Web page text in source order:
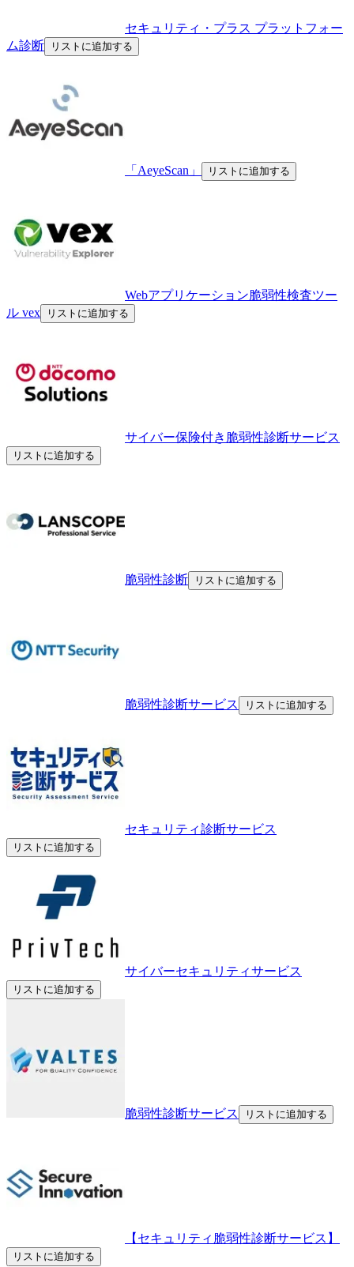
セキュリティ・プラス プラットフォー
ム診断
リストに追加する
「AeyeScan」 リストに追加する
Webアプリケーション脆弱性検査ツー
ル vex
リストに追加する
サイバー保険付き脆弱性診断サービス
リストに追加する
脆弱性診断 リストに追加する
脆弱性診断サービス リストに追加する
セキュリティ診断サービス
リストに追加する
サイバーセキュリティサービス
リストに追加する
脆弱性診断サービス リストに追加する
【セキュリティ脆弱性診断サービス】
リストに追加する